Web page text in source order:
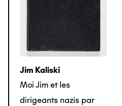
Jim Kaliski
Moi Jim et les
dirigeants nazis par